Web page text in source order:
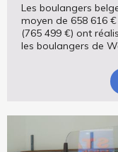
Les boulangers
moyen de 658 616
(765 499 €) ont
les boulangers de